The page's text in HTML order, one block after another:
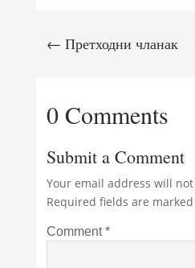
←Претходни чланак
0 Comments
Submit a Comment
Your email address will
Required fields are
Comment*